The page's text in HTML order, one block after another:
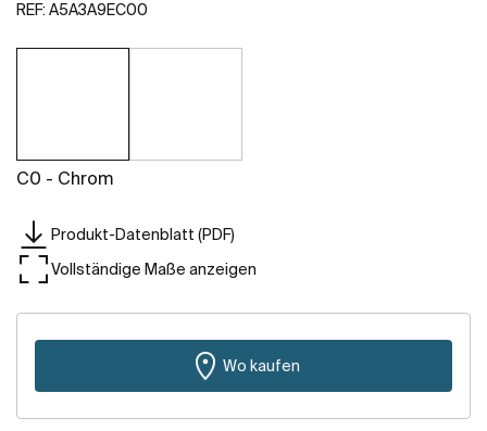
REF: A5A3A9EC00
C0 - Chrom
Produkt-Datenblatt (PDF)
Vollständige Maße anzeigen
Wo kaufen